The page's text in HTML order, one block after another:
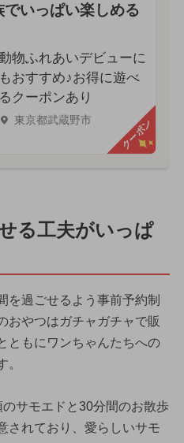
いっぱい楽しめる
物ふれあいデビューに
もおすすめ♪お得に遊べ
るクーポンあり
東京都武蔵野市 クーポン
る工夫がいっぱ
を過ごせるよう事前予約制
おやつはガチャガチャで販
ともにワンちゃんたちへの
。
サモエドと30分間のお散歩
されており、愛らしいサモ